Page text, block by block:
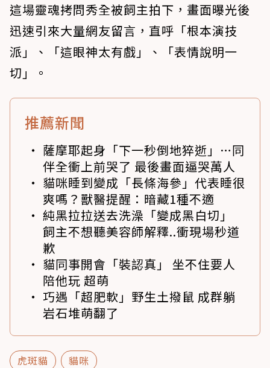
這場靈魂拷問秀全被飼主拍下，畫面曝光後
迅速引來大量網友留言，直呼「根本演技
派」、「這眼神太有戲」、「表情說明一
切」。
推薦新聞
薩摩耶起身「下一秒倒地猝逝」…同
伴全衝上前哭了 最後畫面逼哭萬人
貓咪睡到變成「長條海參」代表睡很
爽嗎？獸醫提醒：暗藏1種不適
純黑拉拉送去洗澡「變成黑白切」
飼主不想聽美容師解釋..衝現場秒道
歉
貓同事開會「裝認真」 坐不住要人
陪他玩 超萌
巧遇「超肥軟」野生土撥鼠 成群躺
岩石堆萌翻了
虎斑貓 貓咪